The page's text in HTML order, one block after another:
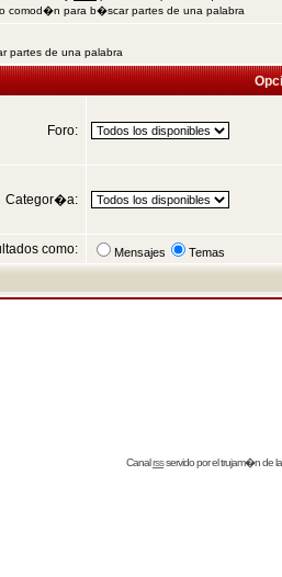
comod�n para b�scar partes de una palabra
partes de una palabra
Foro:
Categor�a:
como: Mensajes Temas
Canalrssservido por eltrujam�nde